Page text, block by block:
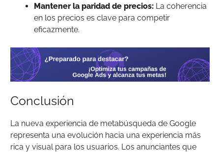
Mantener la paridad de precios: La coherencia
en los precios es clave para competir
eficazmente.
Conclusión
La nueva experiencia de metabúsqueda de Google
representa una evolución hacia una experiencia más
rica y visual para los usuarios. Los anunciantes que